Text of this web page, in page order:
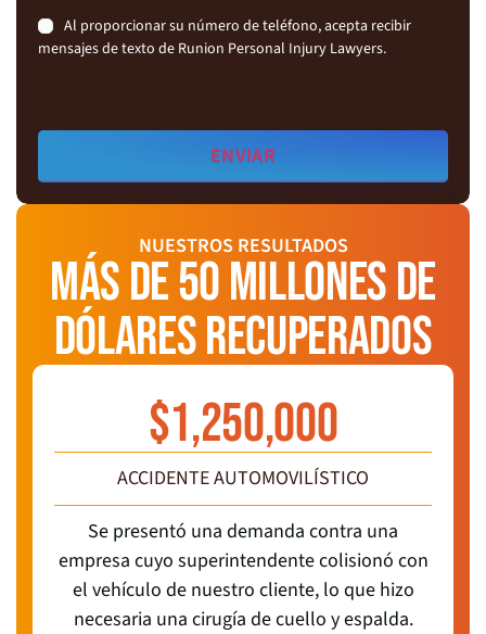
Consent
Al proporcionar su número de teléfono, acepta recibir
mensajes de texto de Runion Personal Injury Lawyers.
NUESTROS RESULTADOS
MÁS DE 50 MILLONES DE
DÓLARES RECUPERADOS
$1,250,000
ACCIDENTE AUTOMOVILÍSTICO
Se presentó una demanda contra una
empresa cuyo superintendente colisionó con
el vehículo de nuestro cliente, lo que hizo
necesaria una cirugía de cuello y espalda.